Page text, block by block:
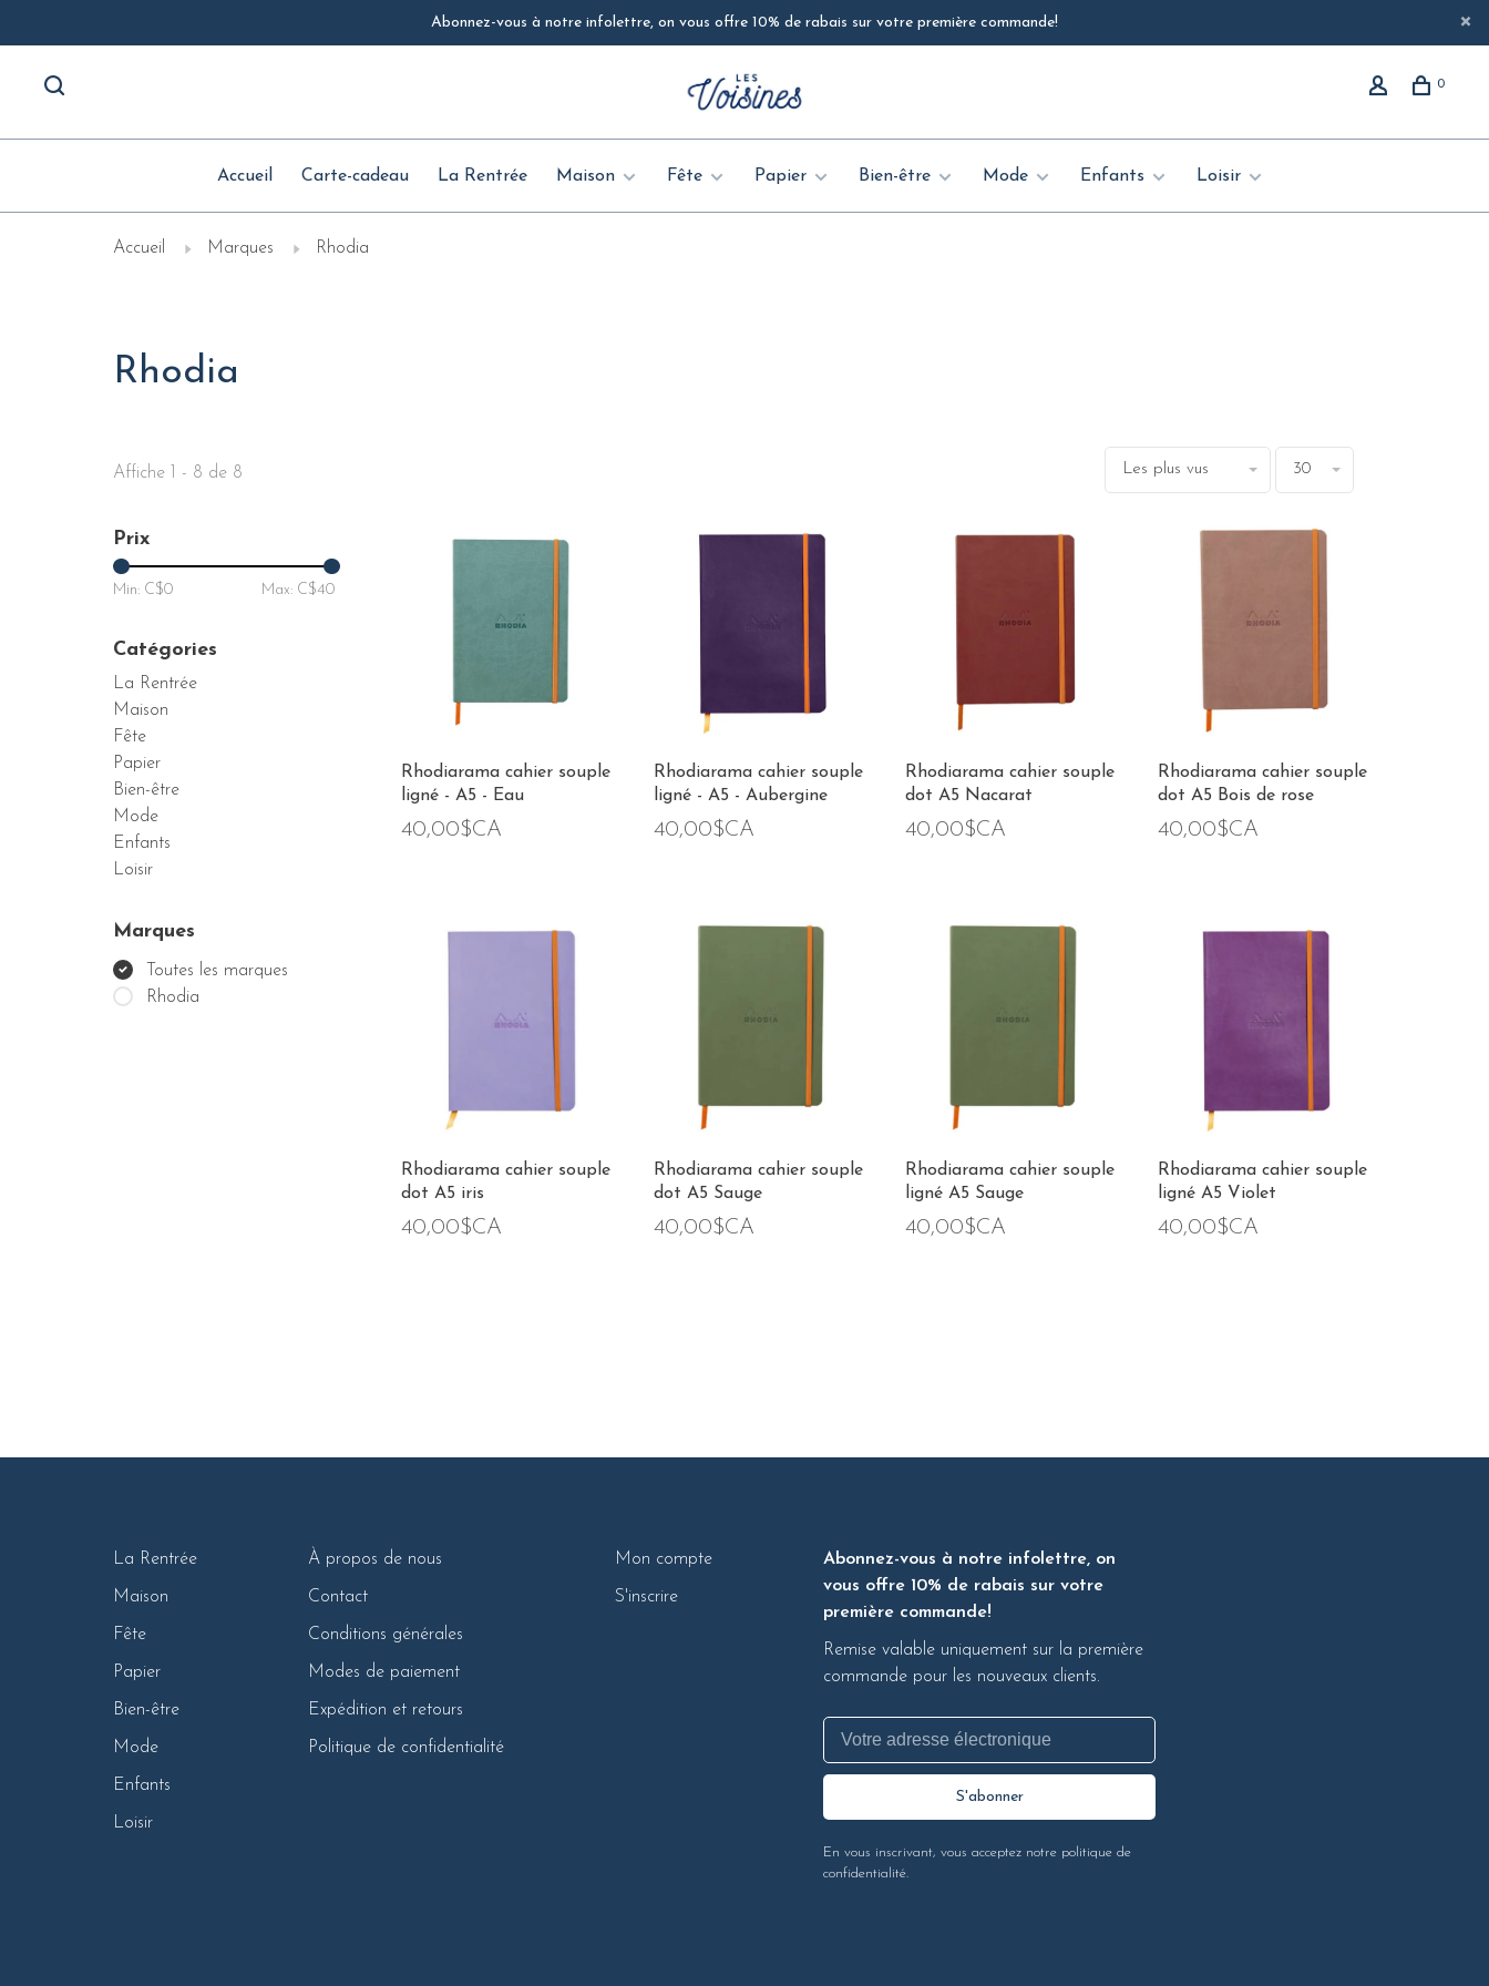
Abonnez-vous à notre infolettre, on vous offre 10% de rabais sur votre première commande!
0
Accueil Carte-cadeau La Rentrée Maison Fête Papier Bien-être Mode Enfants Loisir
Accueil Marques Rhodia
Rhodia
Affiche 1 - 8 de 8 Les plus vus 30
Prix
Min: C$0 Max: C$40
Catégories
La Rentrée
Maison
Fête
Papier
Bien-être
Mode
Enfants
Loisir
Marques
Toutes les marques
Rhodia
Rhodiarama cahier souple
ligné - A5 - Eau
40,00$CA
Rhodiarama cahier souple
ligné - A5 - Aubergine
40,00$CA
Rhodiarama cahier souple
dot A5 Nacarat
40,00$CA
Rhodiarama cahier souple
dot A5 Bois de rose
40,00$CA
Rhodiarama cahier souple
dot A5 iris
40,00$CA
Rhodiarama cahier souple
dot A5 Sauge
40,00$CA
Rhodiarama cahier souple
ligné A5 Sauge
40,00$CA
Rhodiarama cahier souple
ligné A5 Violet
40,00$CA
La Rentrée
Maison
Fête
Papier
Bien-être
Mode
Enfants
Loisir
À propos de nous
Contact
Conditions générales
Modes de paiement
Expédition et retours
Politique de confidentialité
Mon compte
S'inscrire
Abonnez-vous à notre infolettre, on
vous offre 10% de rabais sur votre
première commande!
Remise valable uniquement sur la première
commande pour les nouveaux clients.
S'abonner
En vous inscrivant, vous acceptez notre politique de
confidentialité.